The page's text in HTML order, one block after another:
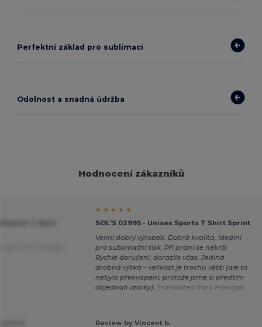
Perfektní základ pro sublimaci
Odolnost a snadná údržba
Hodnocení zákazníků
★ ★ ★ ★ ★
SOL'S 02995 - Unisex Sports T Shirt Sprint
Velmi dobrý výrobek. Dobrá kvalita, ideální
pro sublimační tisk. Při praní se nekrčí.
Rychlé doručení, dorazilo včas. Jediná
drobná výtka – velikost je trochu větší (ale to
nebylo překvapení, protože jsme si předtím
objednali vzorky). Translated from Français
Review by Vincent b.